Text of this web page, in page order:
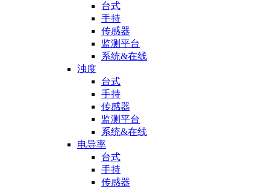
台式
手持
传感器
监测平台
系统&在线
浊度
台式
手持
传感器
监测平台
系统&在线
电导率
台式
手持
传感器